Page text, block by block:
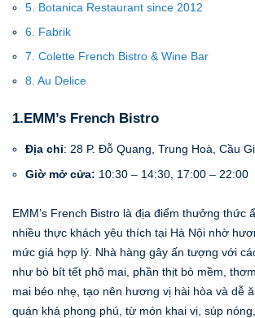
5. Botanica Restaurant since 2012
6. Fabrik
7. Colette French Bistro & Wine Bar
8. Au Delice
1.EMM’s French Bistro
Địa chỉ: 28 P. Đỗ Quang, Trung Hoà, Cầu
Giờ mở cửa: 10:30 – 14:30, 17:00 – 22:00
EMM’s French Bistro là địa điểm thưởng thức
nhiều thực khách yêu thích tại Hà Nội nhờ
mức giá hợp lý. Nhà hàng gây ấn tượng với
như bò bít tết phô mai, phần thịt bò mềm,
mai béo nhẹ, tạo nên hương vị hài hòa và dễ
quán khá phong phú, từ món khai vị, súp